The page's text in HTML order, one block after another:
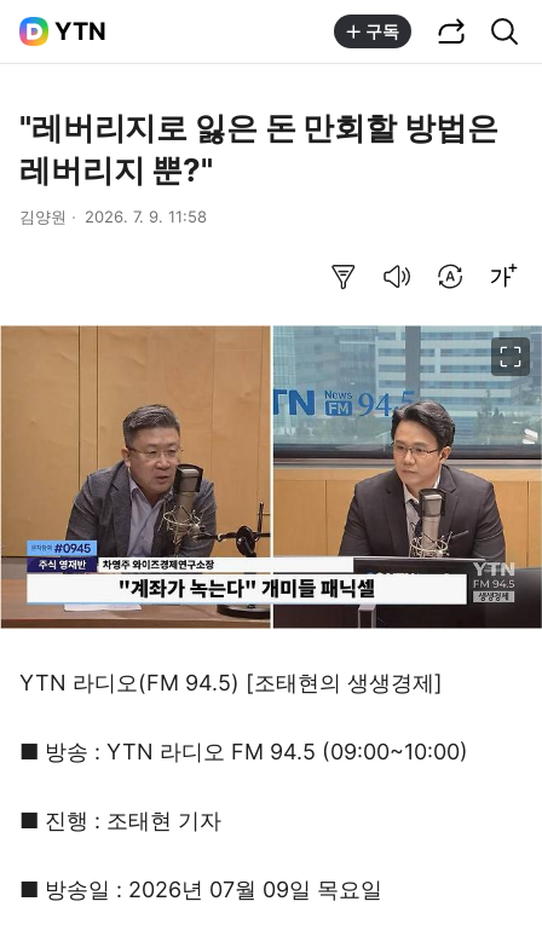
YTN 구독
"레버리지로 잃은 돈 만회할 방법은
레버리지 뿐?"
김양원 2026. 7. 9. 11:58
YTN 라디오(FM 94.5) [조태현의 생생경제]
■ 방송 : YTN 라디오 FM 94.5 (09:00~10:00)
■ 진행 : 조태현 기자
■ 방송일 : 2026년 07월 09일 목요일